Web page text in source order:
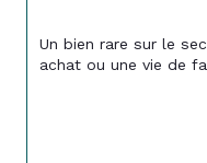
Un bien rare sur le
achat ou une vie de